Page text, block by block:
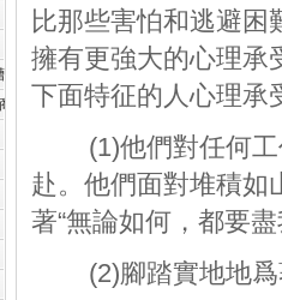
高薪工作注意事項
比那些害怕和逃避困
擁有更強大的心理承
下面特征的人心理承
(1)他們對任何工
赴。他們面對堆積如
著“無論如何，都要
(2)腳踏實地地爲